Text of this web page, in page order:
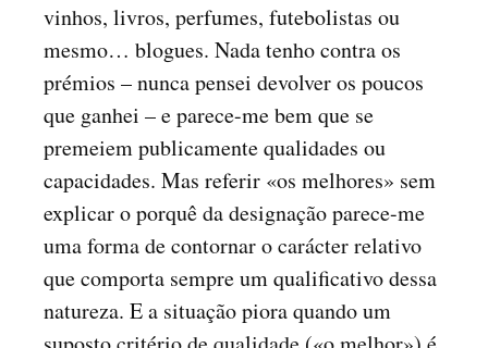
vinhos, livros, perfumes, futebolistas ou
mesmo… blogues. Nada tenho contra os
prémios – nunca pensei devolver os poucos
que ganhei – e parece-me bem que se
premeiem publicamente qualidades ou
capacidades. Mas referir «os melhores» sem
explicar o porquê da designação parece-me
uma forma de contornar o carácter relativo
que comporta sempre um qualificativo dessa
natureza. E a situação piora quando um